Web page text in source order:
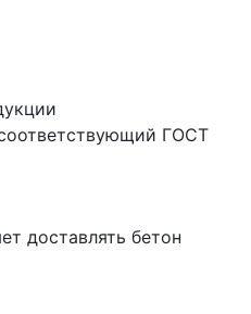
ГОСТ
доставлять бетон